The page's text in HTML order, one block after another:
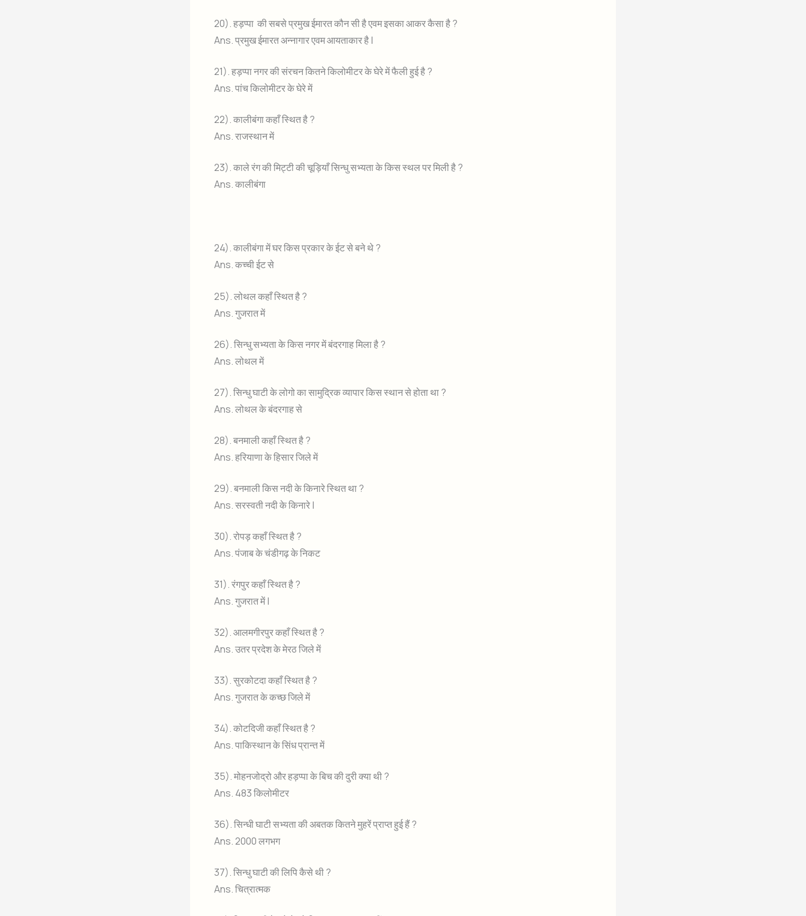
20). हड़प्पा की सबसे प्रमुख ईमारत कौन सी है एवम इसका आकर कैसा है ?
Ans. प्रमुख ईमारत अन्नागार एवम आयताकार है |
21). हड़प्पा नगर की संरचन कितने किलोमीटर के घेरे में फैली हुई है ?
Ans. पांच किलोमीटर के घेरे में
22). कालीबंगा कहाँ स्थित है ?
Ans. राजस्थान में
23). काले रंग की मिट्टी की चूड़ियाँ सिन्धु सभ्यता के किस स्थल पर मिली है ?
Ans. कालीबंगा
24). कालीबंगा में घर किस प्रकार के ईट से बने थे ?
Ans. कच्ची ईट से
25). लोथल कहाँ स्थित है ?
Ans. गुजरात में
26). सिन्धु सभ्यता के किस नगर में बंदरगाह मिला है ?
Ans. लोथल में
27). सिन्धु घाटी के लोगो का सामुद्रिक व्यापार किस स्थान से होता था ?
Ans. लोथल के बंदरगाह से
28). बनमाली कहाँ स्थित है ?
Ans. हरियाणा के हिसार जिले में
29). बनमाली किस नदी के किनारे स्थित था ?
Ans. सरस्वती नदी के किनारे |
30). रोपड़ कहाँ स्थित है ?
Ans. पंजाब के चंडीगढ़ के निकट
31). रंगपुर कहाँ स्थित है ?
Ans. गुजरात में |
32). आलमगीरपुर कहाँ स्थित है ?
Ans. उतर प्रदेश के मेरठ जिले में
33). सुरकोटदा कहाँ स्थित है ?
Ans. गुजरात के कच्छ जिले में
34). कोटदिजी कहाँ स्थित है ?
Ans. पाकिस्थान के सिंध प्रान्त में
35). मोहनजोद्रो और हड़प्पा के बिच की दुरी क्या थी ?
Ans. 483 किलोमीटर
36). सिन्धी घाटी सभ्यता की अबतक कितने मुहरें प्राप्त हुई हैं ?
Ans. 2000 लगभग
37). सिन्धु घाटी की लिपि कैसे थी ?
Ans. चित्रात्मक